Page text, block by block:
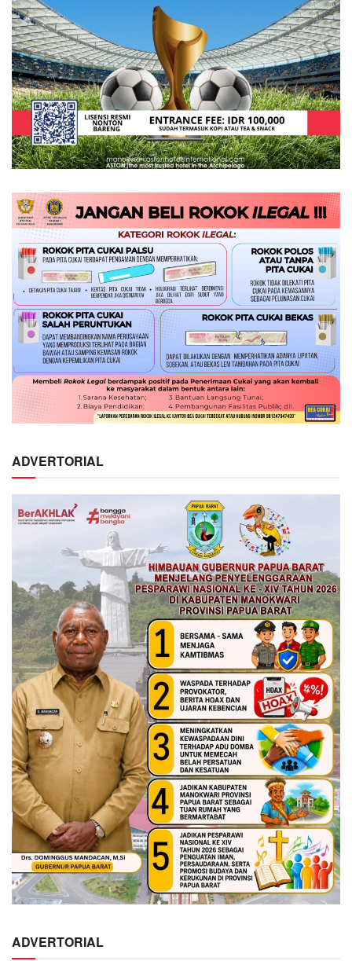
ADVERTORIAL
ADVERTORIAL